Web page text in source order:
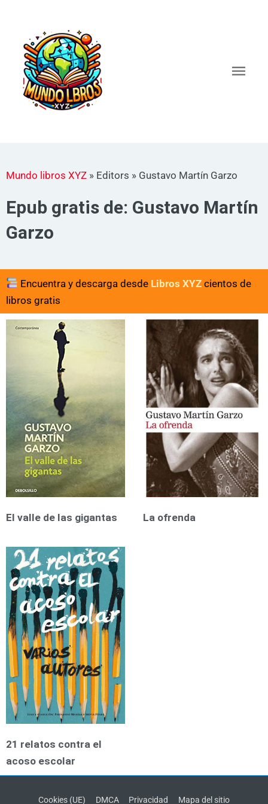
contenido
Mundo libros XYZ » Editors » Gustavo Martín Garzo
Epub gratis de: Gustavo Martín
Garzo
Encuentra y descarga desde Libros XYZcientos de
libros gratis
El valle de las gigantas La ofrenda
21 relatos contra el
acoso escolar
Cookies (UE) DMCA Privacidad Mapa del sitio